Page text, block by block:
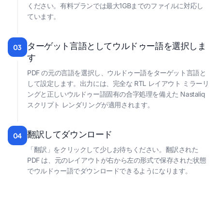
ください。有料プランでは最大1GBまでのファイルに対応し
ています。
03
ターゲット言語としてウルドゥー語を選択しま
す
PDF の元の言語を選択し、ウルドゥー語をターゲット言語と
して設定します。出力には、完全な RTL レイアウト ミラーリ
ングと正しいウルドゥー語固有の合字処理を備えた Nastaliq
スクリプト レンダリングが適用されます。
04 翻訳してダウンロード
「翻訳」をクリックして少しお待ちください。翻訳された
PDF は、元のレイアウトが右から左の形式で保存された状態
でウルドゥー語でダウンロードできるようになります。